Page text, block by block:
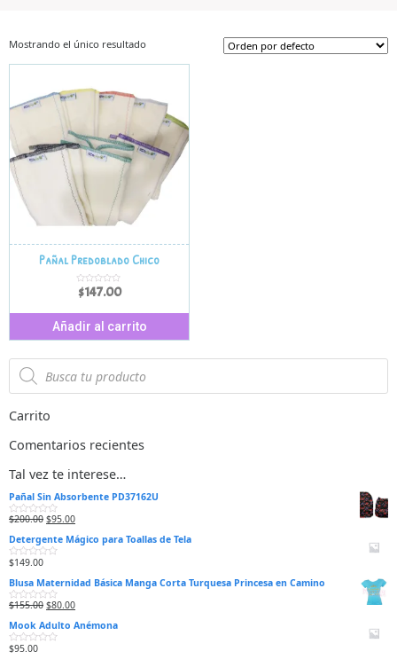
Mostrando el único resultado
Pañal Predoblado Chico
V
a
o
r
a
d
d
5
$147.00
Añadir al carrito
Carrito
Comentarios recientes
Tal vez te interese…
Pañal Sin Absorbente PD37162U
V
l
o
r
a
o
e
n
0
e
5
$200.00 $95.00
Detergente Mágico para Toallas de Tela
V
l
o
r
a
o
e
n
0
$149.00
Blusa Maternidad Básica Manga Corta Turquesa Princesa en Camino
V
l
o
r
a
$155.00 $80.00
Mook Adulto Anémona
V
$95.00